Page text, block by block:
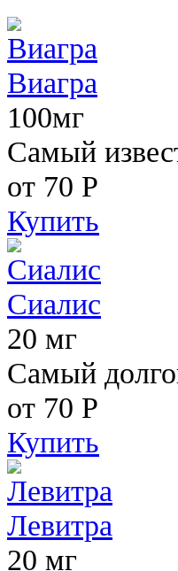
Виагра
100мг
Самый
от 70 Р
Купить
Сиалис
20 мг
Самый
от 70 Р
Купить
Левитра
20 мг